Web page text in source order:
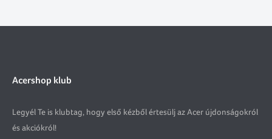
Acershop klub
Legyél Te is klubtag, hogy első kézből értesülj az Acer újdonságokról
és akciókról!